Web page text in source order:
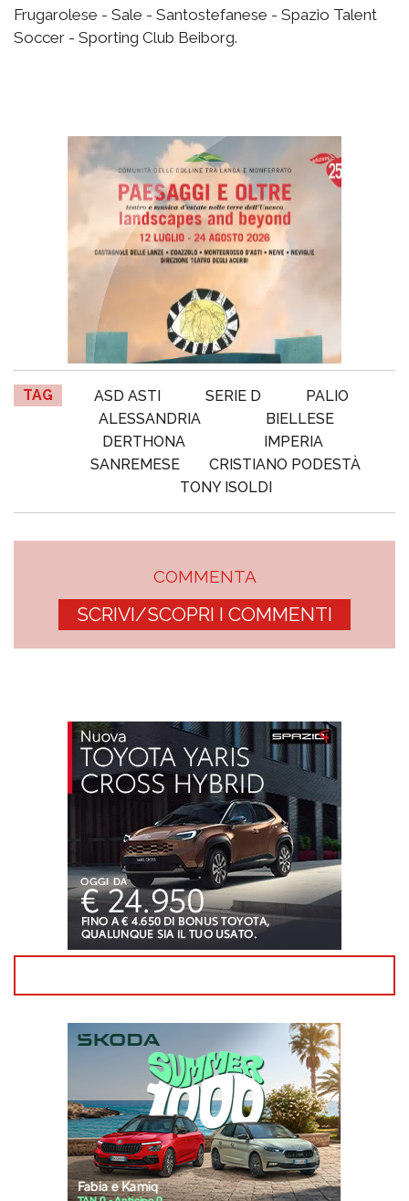
Frugarolese - Sale - Santostefanese - Spazio Talent
Soccer - Sporting Club Beiborg.
TAG ASD ASTI SERIE D
PALIO
ALESSANDRIA
BIELLESE
DERTHONA
IMPERIA
SANREMESE
CRISTIANO PODESTÀ
TONY ISOLDI
COMMENTA
SCRIVI/SCOPRI I COMMENTI